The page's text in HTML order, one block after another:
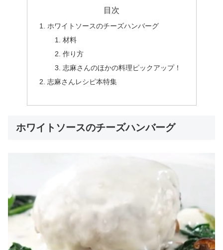
目次
ホワイトソースのチーズハンバーグ
材料
作り方
志麻さんのほかの料理ピックアップ！
志麻さんレシピ本特集
ホワイトソースのチーズハンバーグ